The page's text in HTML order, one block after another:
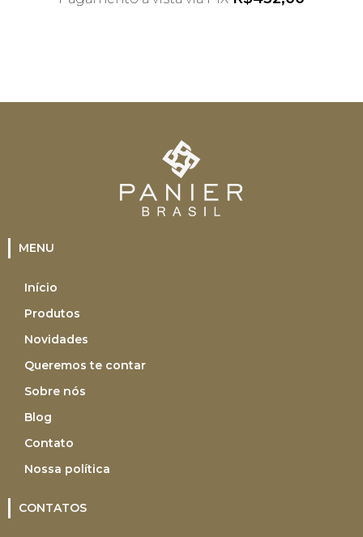
MENU
Início
Produtos
Novidades
Queremos te contar
Sobre nós
Blog
Contato
Nossa política
CONTATOS